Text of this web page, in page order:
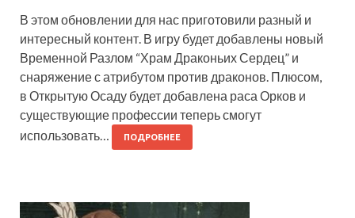
В этом обновлении для нас приготовили разный и
интересный контент. В игру будет добавлены новый
Временной Разлом “Храм Драконьих Сердец” и
снаряжение с атрибутом против драконов. Плюсом,
в Открытую Осаду будет добавлена раса Орков и
существующие профессии теперь смогут
использовать…
ПОДРОБНЕЕ